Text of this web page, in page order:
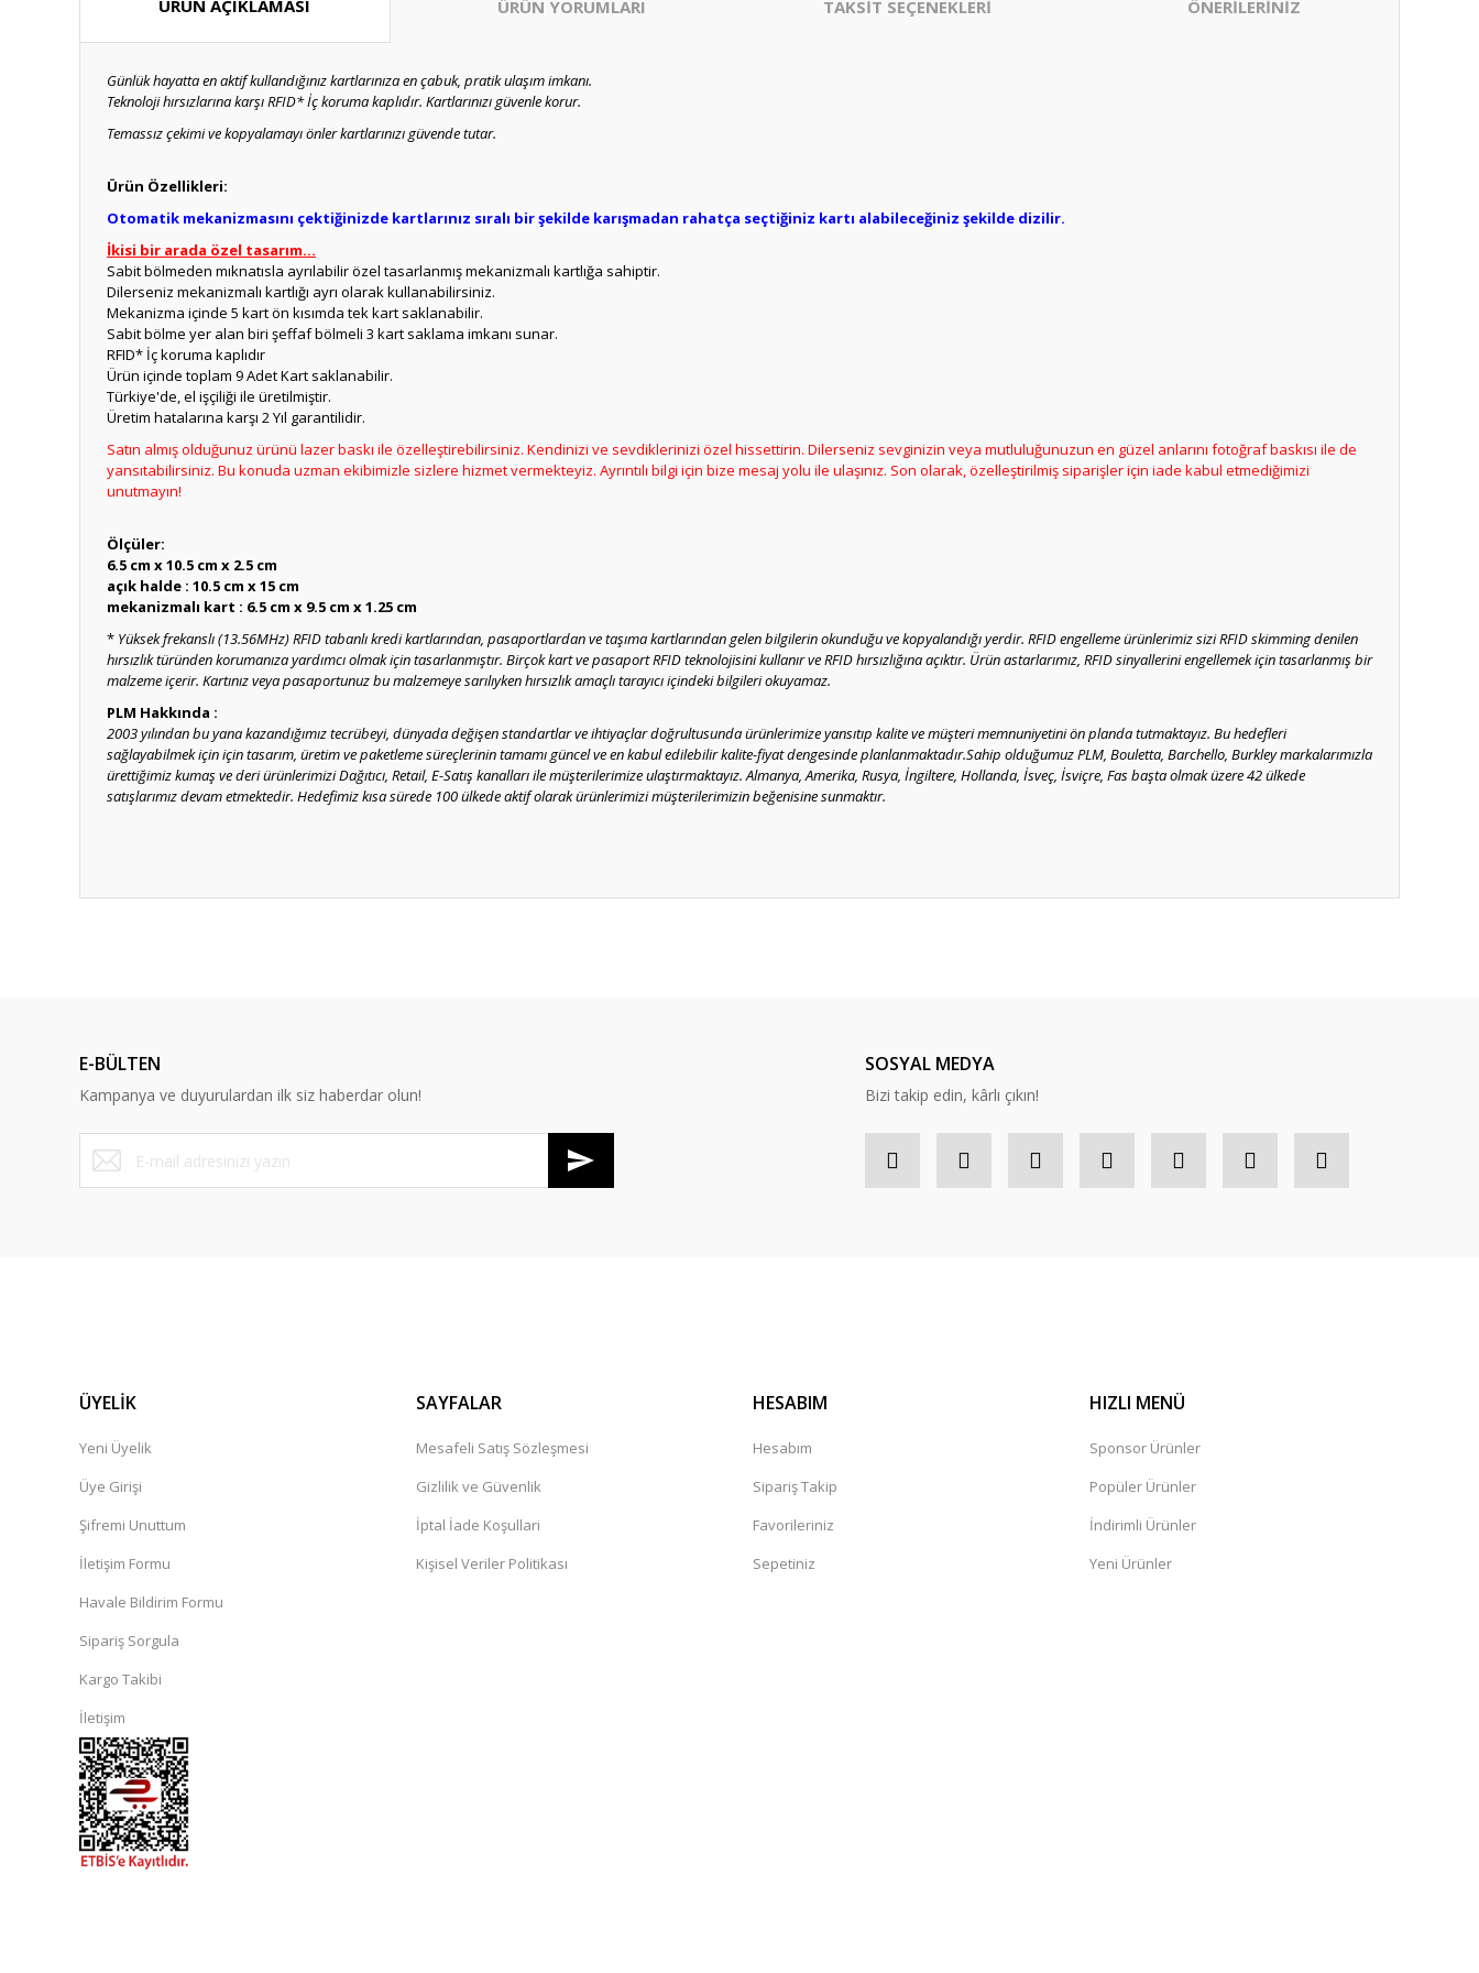
ÜRÜN AÇIKLAMASI ÜRÜN YORUMLARI TAKSİT SEÇENEKLERİ ÖNERİLERİNİZ
Günlük hayatta en aktif kullandığınız kartlarınıza en çabuk, pratik ulaşım imkanı.
Teknoloji hırsızlarına karşı RFID* İç koruma kaplıdır. Kartlarınızı güvenle korur.
Temassız çekimi ve kopyalamayı önler kartlarınızı güvende tutar.
Ürün Özellikleri:
Otomatik mekanizmasını çektiğinizde kartlarınız sıralı bir şekilde karışmadan rahatça seçtiğiniz kartı alabileceğiniz şekilde dizilir.
İkisi bir arada özel tasarım...
Sabit bölmeden mıknatısla ayrılabilir özel tasarlanmış mekanizmalı kartlığa sahiptir.
Dilerseniz mekanizmalı kartlığı ayrı olarak kullanabilirsiniz.
Mekanizma içinde 5 kart ön kısımda tek kart saklanabilir.
Sabit bölme yer alan biri şeffaf bölmeli 3 kart saklama imkanı sunar.
RFID* İç koruma kaplıdır
Ürün içinde toplam 9 Adet Kart saklanabilir.
Türkiye'de, el işçiliği ile üretilmiştir.
Üretim hatalarına karşı 2 Yıl garantilidir.
Satın almış olduğunuz ürünü lazer baskı ile özelleştirebilirsiniz. Kendinizi ve sevdiklerinizi özel hissettirin. Dilerseniz sevginizin veya mutluluğunuzun en güzel anlarını fotoğraf baskısı ile de
yansıtabilirsiniz. Bu konuda uzman ekibimizle sizlere hizmet vermekteyiz. Ayrıntılı bilgi için bize mesaj yolu ile ulaşınız. Son olarak, özelleştirilmiş siparişler için iade kabul etmediğimizi
unutmayın!
Ölçüler:
6.5 cm x 10.5 cm x 2.5 cm
açık halde : 10.5 cm x 15 cm
mekanizmalı kart : 6.5 cm x 9.5 cm x 1.25 cm
* Yüksek frekanslı (13.56MHz) RFID tabanlı kredi kartlarından, pasaportlardan ve taşıma kartlarından gelen bilgilerin okunduğu ve kopyalandığı yerdir. RFID engelleme ürünlerimiz sizi RFID skimming denilen
hırsızlık türünden korumanıza yardımcı olmak için tasarlanmıştır. Birçok kart ve pasaport RFID teknolojisini kullanır ve RFID hırsızlığına açıktır. Ürün astarlarımız, RFID sinyallerini engellemek için tasarlanmış bir
malzeme içerir. Kartınız veya pasaportunuz bu malzemeye sarılıyken hırsızlık amaçlı tarayıcı içindeki bilgileri okuyamaz.
PLM Hakkında :
2003 yılından bu yana kazandığımız tecrübeyi, dünyada değişen standartlar ve ihtiyaçlar doğrultusunda ürünlerimize yansıtıp kalite ve müşteri memnuniyetini ön planda tutmaktayız. Bu hedefleri
sağlayabilmek için için tasarım, üretim ve paketleme süreçlerinin tamamı güncel ve en kabul edilebilir kalite-fiyat dengesinde planlanmaktadır.Sahip olduğumuz PLM, Bouletta, Barchello, Burkley markalarımızla
ürettiğimiz kumaş ve deri ürünlerimizi Dağıtıcı, Retail, E-Satış kanalları ile müşterilerimize ulaştırmaktayız. Almanya, Amerika, Rusya, İngiltere, Hollanda, İsveç, İsviçre, Fas başta olmak üzere 42 ülkede
satışlarımız devam etmektedir. Hedefimiz kısa sürede 100 ülkede aktif olarak ürünlerimizi müşterilerimizin beğenisine sunmaktır.
Ürün bilgilerinde hatalar bulunuyor.
Ürün fiyatı diğer sitelerden daha pahalı.
Bu ürüne benzer farklı alternatifler olmalı.
E-BÜLTEN
Kampanya ve duyurulardan ilk siz haberdar olun!
SOSYAL MEDYA
Bizi takip edin, kârlı çıkın!
ÜYELİK
Yeni Üyelik
Üye Girişi
Şifremi Unuttum
İletişim Formu
Havale Bildirim Formu
Sipariş Sorgula
Kargo Takibi
İletişim
SAYFALAR
Mesafeli Satış Sözleşmesi
Gizlilik ve Güvenlik
İptal İade Koşullari
Kişisel Veriler Politikası
HESABIM
Hesabım
Sipariş Takip
Favorileriniz
Sepetiniz
HIZLI MENÜ
Sponsor Ürünler
Popüler Ürünler
İndirimli Ürünler
Yeni Ürünler